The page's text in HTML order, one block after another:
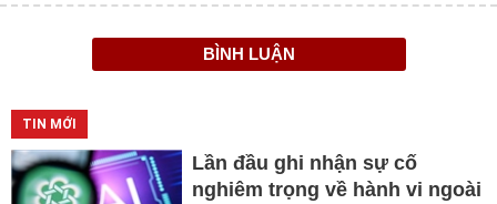
BÌNH LUẬN
TIN MỚI
Lần đầu ghi nhận sự cố
nghiêm trọng về hành vi ngoài